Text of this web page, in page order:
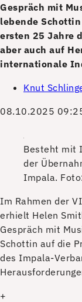
Gespräch mit
lebende
ersten 25 Jahre
aber auch auf
internationale
Knut
08.10.2025
Besteht mit
der
Impala.
Im Rahmen der
erhielt Helen
Gespräch mit
Schottin auf die
des Impala-
+